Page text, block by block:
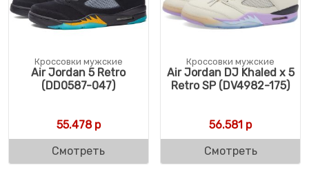
Кроссовки мужские
Air Jordan 5 Retro
(DD0587-047)
55.478р
Смотреть
Кроссовки мужские
Air Jordan DJ Khaled x 5
Retro SP (DV4982-175)
56.581 р
Смотреть